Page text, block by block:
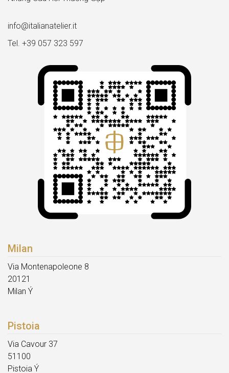
info@italianatelier.it
Tel. +39 057 323 597
Milan
Via Montenapoleone 8
20121
Milan Ý
Pistoia
Via Cavour 37
51100
Pistoia Ý